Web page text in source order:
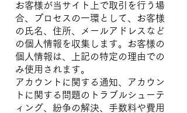
お客様が当サイト上で取引を行う場
合、プロセスの一環として、お客様
の氏名、住所、メールアドレスなど
の個人情報を収集します。お客様の
個人情報は、上記の特定の理由での
み使用されます。
アカウントに関する通知、アカウン
トに関する問題のトラブルシューテ
ィング、紛争の解決、手数料や費用